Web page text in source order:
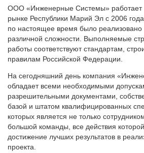
ООО «Инженерные Системы» работает
рынке Республики Марий Эл с 2006
по настоящее время было реализовано
различной сложности. Выполняемые
работы соответствуют стандартам,
правилам Российской Федерации.
На сегодняшний день компания
обладает всеми необходимыми
разрешительными документами,
базой и штатом квалифицированных
которых является не только
большой команды, все действия
достижение лучших результатов в
проекта.